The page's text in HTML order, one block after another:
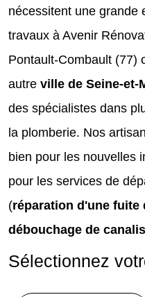
nécessitent une grande
travaux à Avenir
Pontault-Combault (77)
autre ville de Seine-et-
des spécialistes dans
la plomberie. Nos
bien pour les nouvelles
pour les services de
(réparation d'une fuite
débouchage de
Sélectionnez